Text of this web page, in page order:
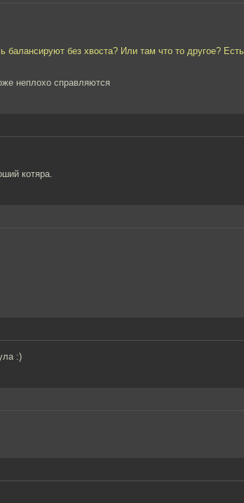
балансируют без хвоста? Или там что то другое? Есть
неплохо справляются
котяра.
:)